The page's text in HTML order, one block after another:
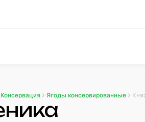
Консервация Ягоды консервированные